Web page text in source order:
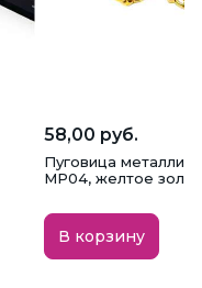
58,00 руб.
Пуговица
MP04, желтое
В корзину